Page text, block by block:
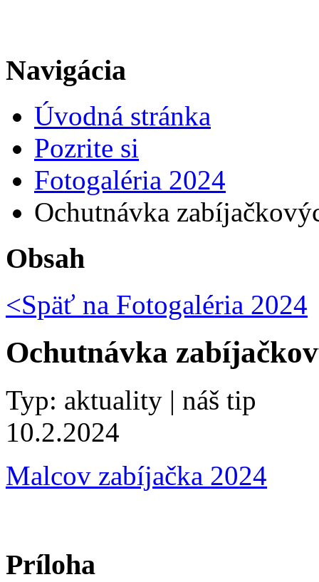
Navigácia
Úvodná stránka
Pozrite si
Fotogaléria 2024
Ochutnávka
Obsah
<Späť na Fotogaléria 2024
Ochutnávka
Typ: aktuality | náš tip
10.2.2024
Malcov zabíjačka 2024
Príloha